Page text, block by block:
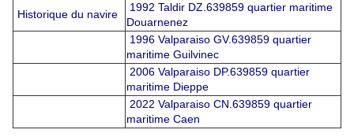
Historique du navire
1992 Taldir DZ.639859 quartier maritime
Douarnenez
1996 Valparaiso GV.639859 quartier
maritime Guilvinec
2006 Valparaiso DP.639859 quartier
maritime Dieppe
2022 Valparaiso CN.639859 quartier
maritime Caen